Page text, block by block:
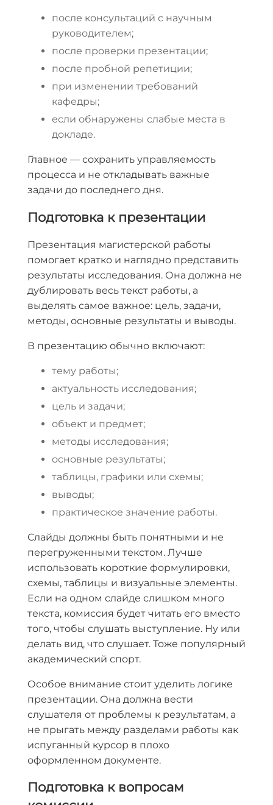
после консультаций с научным
руководителем;
после проверки презентации;
после пробной репетиции;
при изменении требований
кафедры;
если обнаружены слабые места в
докладе.
Главное — сохранить управляемость
процесса и не откладывать важные
задачи до последнего дня.
Подготовка к презентации
Презентация магистерской работы
помогает кратко и наглядно представить
результаты исследования. Она должна не
дублировать весь текст работы, а
выделять самое важное: цель, задачи,
методы, основные результаты и выводы.
В презентацию обычно включают:
тему работы;
актуальность исследования;
цель и задачи;
объект и предмет;
методы исследования;
основные результаты;
таблицы, графики или схемы;
выводы;
практическое значение работы.
Слайды должны быть понятными и не
перегруженными текстом. Лучше
использовать короткие формулировки,
схемы, таблицы и визуальные элементы.
Если на одном слайде слишком много
текста, комиссия будет читать его вместо
того, чтобы слушать выступление. Ну или
делать вид, что слушает. Тоже популярный
академический спорт.
Особое внимание стоит уделить логике
презентации. Она должна вести
слушателя от проблемы к результатам, а
не прыгать между разделами работы как
испуганный курсор в плохо
оформленном документе.
Подготовка к вопросам